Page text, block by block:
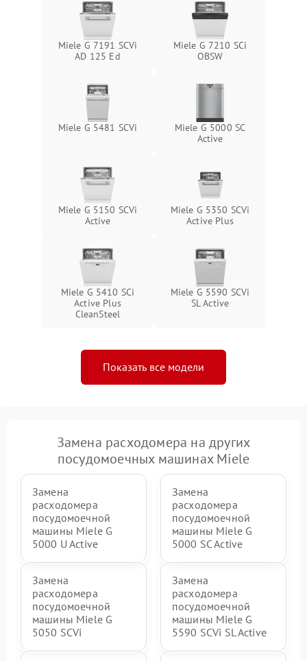
Miele G 7191 SCVi
AD 125 Ed
Miele G 7210 SCi
OBSW
Miele G 5481 SCVi
Miele G 5000 SC
Active
Miele G 5150 SCVi
Active
Miele G 5350 SCVi
Active Plus
Miele G 5410 SCi
Active Plus
CleanSteel
Miele G 5590 SCVi
SL Active
Показать все модели
Замена расходомера на других
посудомоечных машинах Miele
Замена
расходомера
посудомоечной
машины Miele G
5000 U Active
Замена
расходомера
посудомоечной
машины Miele G
5000 SC Active
Замена
расходомера
посудомоечной
машины Miele G
5050 SCVi
Замена
расходомера
посудомоечной
машины Miele G
5590 SCVi SL Active